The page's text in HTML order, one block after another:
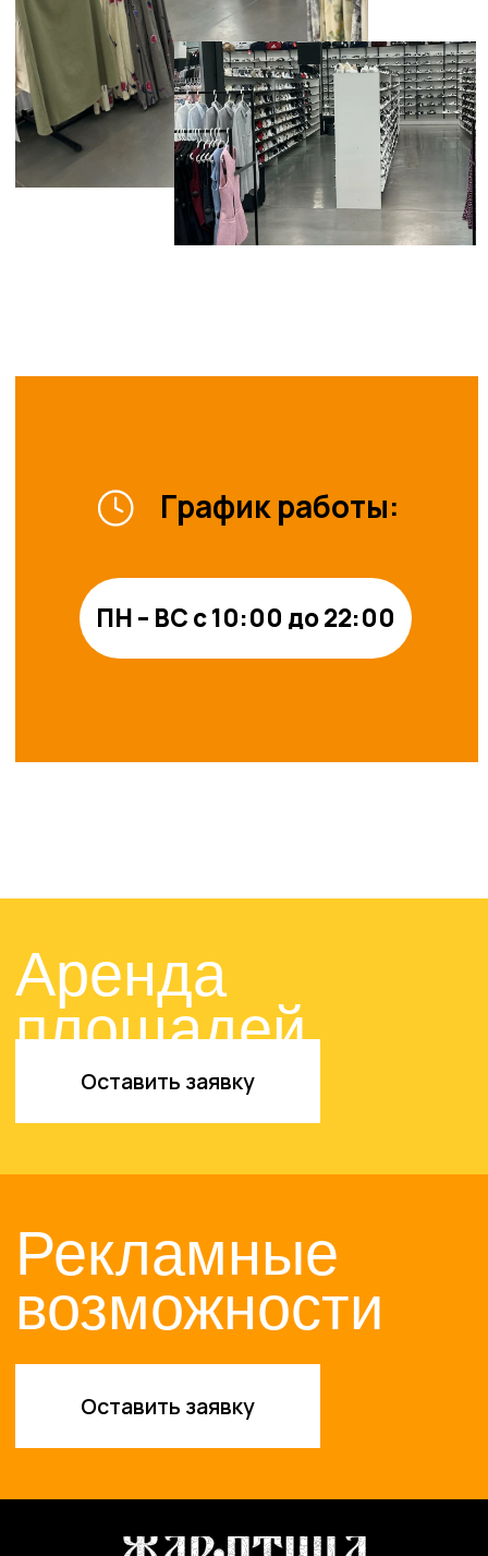
ПН – ВС с 10:00 до 22:00
Оставить заявку
Рекламные
возможности
Оставить заявку